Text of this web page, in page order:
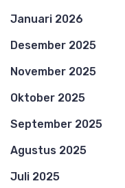
Januari 2026
Desember 2025
November 2025
Oktober 2025
September 2025
Agustus 2025
Juli 2025